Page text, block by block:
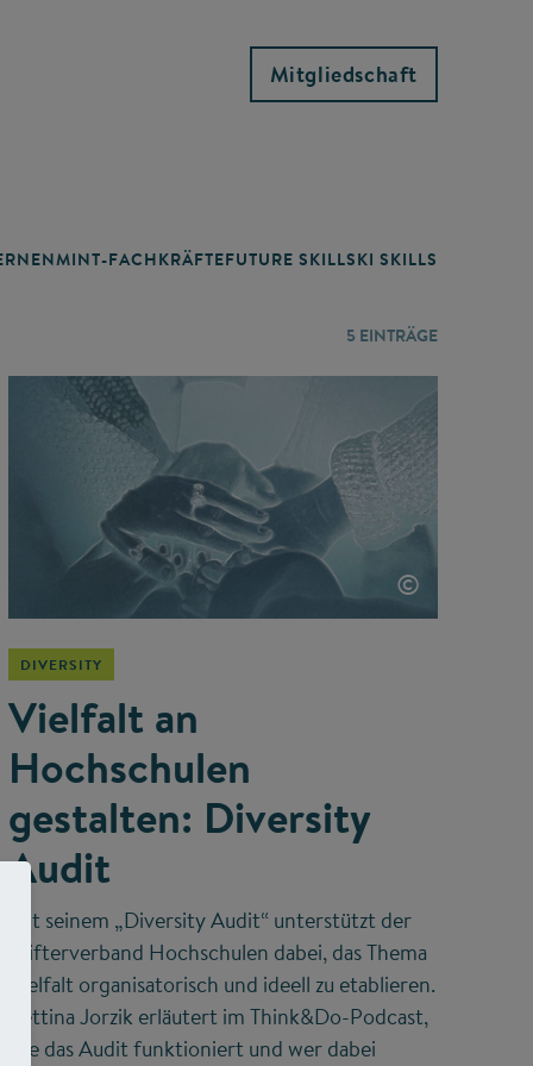
Mitgliedschaft
MINT-FACHKRÄFTEFUTURE SKILLSKI SKILLS
5 EINTRÄGE
©
DIVERSITY
Vielfalt an
Hochschulen
gestalten: Diversity
Audit
Mit seinem „Diversity Audit“ unterstützt der
Stifterverband Hochschulen dabei, das Thema
Vielfalt organisatorisch und ideell zu etablieren.
Bettina Jorzik erläutert im Think&Do-Podcast,
wie das Audit funktioniert und wer dabei